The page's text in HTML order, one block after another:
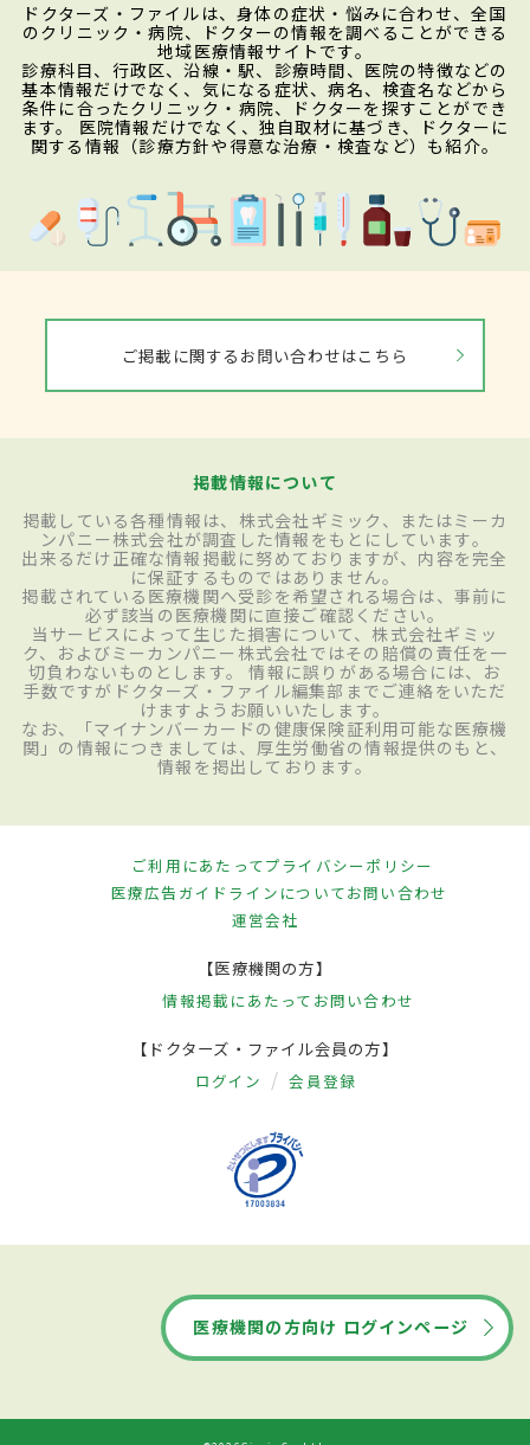
ドクターズ・ファイルは、身体の症状・悩みに合わせ、全国
のクリニック・病院、ドクターの情報を調べることができる
地域医療情報サイトです。
診療科目、行政区、沿線・駅、診療時間、医院の特徴などの
基本情報だけでなく、気になる症状、病名、検査名などから
条件に合ったクリニック・病院、ドクターを探すことができ
ます。 医院情報だけでなく、独自取材に基づき、ドクターに
関する情報（診療方針や得意な治療・検査など）も紹介。
ご掲載に関するお問い合わせはこちら
掲載情報について
掲載している各種情報は、株式会社ギミック、またはミーカ
ンパニー株式会社が調査した情報をもとにしています。
出来るだけ正確な情報掲載に努めておりますが、内容を完全
に保証するものではありません。
掲載されている医療機関へ受診を希望される場合は、事前に
必ず該当の医療機関に直接ご確認ください。
当サービスによって生じた損害について、株式会社ギミッ
ク、およびミーカンパニー株式会社ではその賠償の責任を一
切負わないものとします。 情報に誤りがある場合には、お
手数ですがドクターズ・ファイル編集部までご連絡をいただ
けますようお願いいたします。
なお、「マイナンバーカードの健康保険証利用可能な医療機
関」の情報につきましては、厚生労働省の情報提供のもと、
情報を掲出しております。
ご利用にあたってプライバシーポリシー
医療広告ガイドラインについてお問い合わせ
運営会社
【医療機関の方】
情報掲載にあたって お問い合わせ
【ドクターズ・ファイル会員の方】
ログイン 会員登録
医療機関の方向け ログインページ